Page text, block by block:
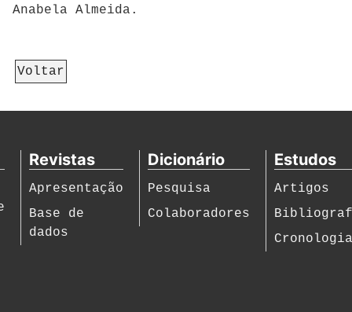
Anabela Almeida.
Voltar
Revistas
Apresentação
Base de
dados
Dicionário
Pesquisa
Colaboradores
Estudos
Artigos